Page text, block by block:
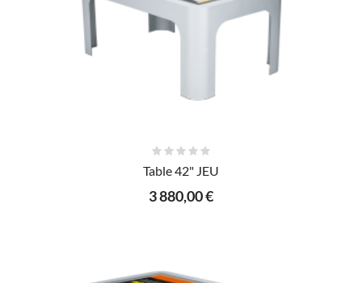
AJOUTER AU PANIER
Table 42" JEU
3 880,00 €